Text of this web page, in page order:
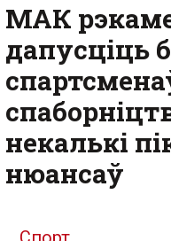
МАК
дапусціць
некалькі
нюансаў